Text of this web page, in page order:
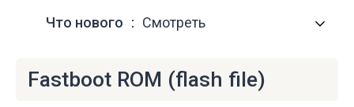
Что нового
Смотреть
Fastboot ROM (flash file)